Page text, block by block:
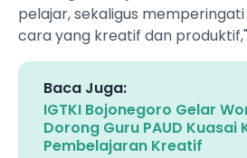
pelajar, sekaligus
cara yang kreatif dan
Baca Juga:
IGTKI Bojonegoro Gelar
Dorong Guru PAUD Kuasai
Pembelajaran Kreatif